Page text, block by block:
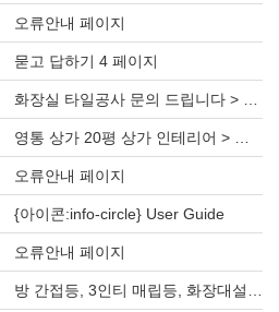
오류안내 페이지
묻고 답하기 4 페이지
오류안내 페이지
{아이콘:info-circle} User Guide
오류안내 페이지